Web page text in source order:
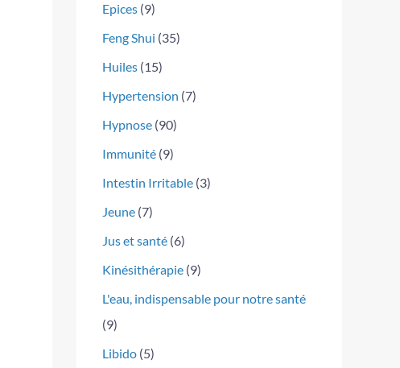
Epices (9)
Feng Shui (35)
Huiles (15)
Hypertension (7)
Hypnose (90)
Immunité (9)
Intestin Irritable (3)
Jeune (7)
Jus et santé (6)
Kinésithérapie (9)
L'eau, indispensable pour notre santé
(9)
Libido (5)